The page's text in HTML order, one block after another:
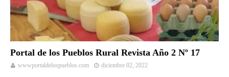
Portal de los Pueblos Rural Revista Año 2 Nº 17
wwwportaldelospueblos.com diciembre 02, 2022